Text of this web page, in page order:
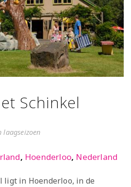
Schinkel
laagseizoen
, Hoenderloo, Nederland
ligt in Hoenderloo, in de